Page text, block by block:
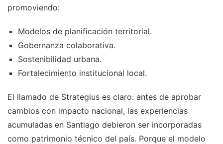
promoviendo:
Modelos de planificación territorial.
Gobernanza colaborativa.
Sostenibilidad urbana.
Fortalecimiento institucional local.
El llamado de Strategius es claro: antes de aprobar
cambios con impacto nacional, las experiencias
acumuladas en Santiago debieron ser incorporadas
como patrimonio técnico del país. Porque el modelo